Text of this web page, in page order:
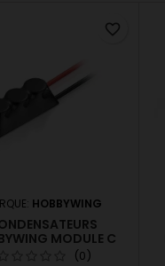
HOBBYWING
MODULE C
(0)
favorite_border